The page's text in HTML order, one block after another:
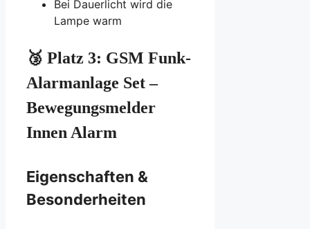
Bei Dauerlicht wird die
Lampe warm
🥉 Platz 3: GSM Funk-
Alarmanlage Set –
Bewegungsmelder
Innen Alarm
Eigenschaften &
Besonderheiten